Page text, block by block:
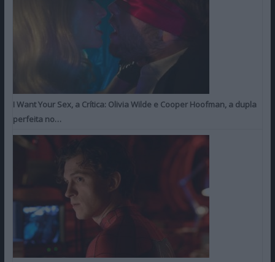
I Want Your Sex, a Crítica: Olivia Wilde e Cooper Hoofman, a dupla
perfeita no…